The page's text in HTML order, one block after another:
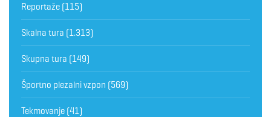
Reportaže (115)
Skalna tura (1.313)
Skupna tura (149)
Športno plezalni vzpon (569)
Tekmovanje (41)